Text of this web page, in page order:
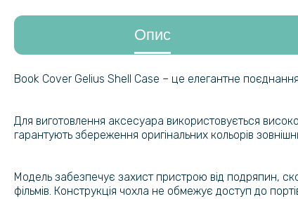
Опис
Book Cover Gelius Shell Case – це елегантне поєднання
Для виготовлення аксесуара використовується
гарантують збереження оригінальних кольорів
Модель забезпечує захист пристрою від подряпин,
фільмів. Конструкція чохла не обмежує доступ до